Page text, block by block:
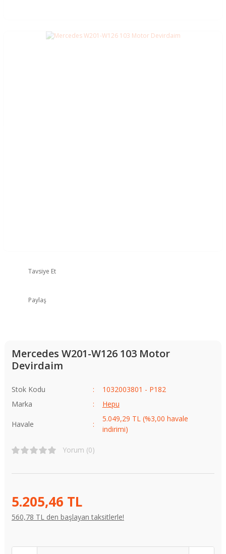
Tavsiye Et
Paylaş
Mercedes W201-W126 103 Motor
Devirdaim
Stok Kodu
1032003801 - P182
Marka
Hepu
Havale
5.049,29 TL (%3,00 havale
indirimi)
Yorum (0)
5.205,46 TL
560,78 TL den başlayan taksitlerle!